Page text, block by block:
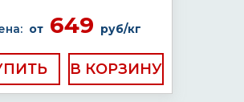
от649 руб/кг